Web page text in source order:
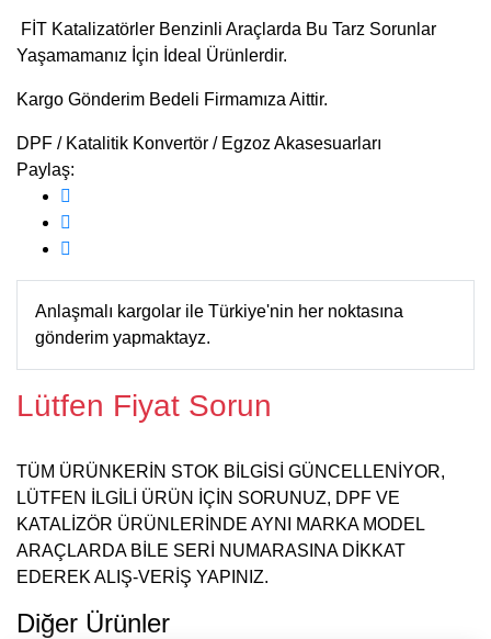
FİT Katalizatörler Benzinli Araçlarda Bu Tarz Sorunlar
Yaşamamanız İçin İdeal Ürünlerdir.
Kargo Gönderim Bedeli Firmamıza Aittir.
DPF / Katalitik Konvertör / Egzoz Akasesuarları
Paylaş:
Anlaşmalı kargolar ile Türkiye'nin her noktasına
gönderim yapmaktayz.
Lütfen Fiyat Sorun
TÜM ÜRÜNKERİN STOK BİLGİSİ GÜNCELLENİYOR,
LÜTFEN İLGİLİ ÜRÜN İÇİN SORUNUZ, DPF VE
KATALİZÖR ÜRÜNLERİNDE AYNI MARKA MODEL
ARAÇLARDA BİLE SERİ NUMARASINA DİKKAT
EDEREK ALIŞ-VERİŞ YAPINIZ.
Diğer Ürünler